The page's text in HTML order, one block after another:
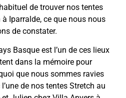
de trouver nos tentes
Iparralde, ce que nous nous
de constater.
Basque est l’un de ces lieux
dans la mémoire pour
que nous sommes ravies
de nos tentes Stretch au